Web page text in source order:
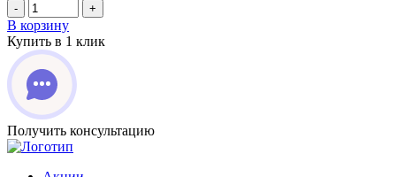
- +
В корзину
Купить в 1 клик
Получить консультацию